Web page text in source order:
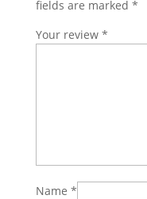
fields are marked *
Your review *
Name *